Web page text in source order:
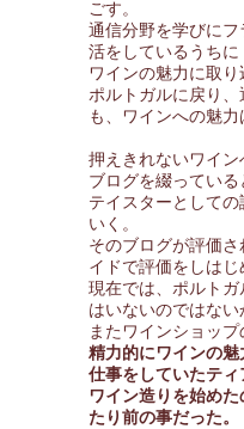
ごす。
通信分野を学びに
活をしているうちに
ワインの魅力に取り
ポルトガルに戻り
も、ワインへの魅力
押えきれないワイ
ブログを綴っている
テイスターとして
いく。
そのブログが評価
イドで評価をしはじ
現在では、ポルト
はいないのではない
またワインショップ
精力的にワインの魅
仕事をしていたティ
ワイン造りを始め
たり前の事だった。